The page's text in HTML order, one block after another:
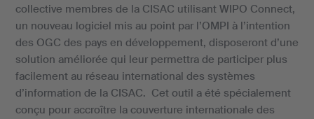
collective membres de la CISAC utilisant WIPO Connect,
un nouveau logiciel mis au point par l’OMPI à l’intention
des OGC des pays en développement, disposeront d’une
solution améliorée qui leur permettra de participer plus
facilement au réseau international des systèmes
d’information de la CISAC. Cet outil a été spécialement
conçu pour accroître la couverture internationale des